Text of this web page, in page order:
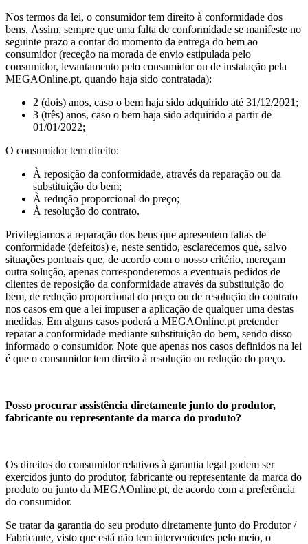
Nos termos da lei, o consumidor tem direito à conformidade dos
bens. Assim, sempre que uma falta de conformidade se manifeste no
seguinte prazo a contar do momento da entrega do bem ao
consumidor (receção na morada de envio estipulada pelo
consumidor, levantamento pelo consumidor ou de instalação pela
MEGAOnline.pt, quando haja sido contratada):
2 (dois) anos, caso o bem haja sido adquirido até 31/12/2021;
3 (três) anos, caso o bem haja sido adquirido a partir de
01/01/2022;
O consumidor tem direito:
À reposição da conformidade, através da reparação ou da
substituição do bem;
À redução proporcional do preço;
À resolução do contrato.
Privilegiamos a reparação dos bens que apresentem faltas de
conformidade (defeitos) e, neste sentido, esclarecemos que, salvo
situações pontuais que, de acordo com o nosso critério, mereçam
outra solução, apenas corresponderemos a eventuais pedidos de
clientes de reposição da conformidade através da substituição do
bem, de redução proporcional do preço ou de resolução do contrato
nos casos em que a lei impuser a aplicação de qualquer uma destas
medidas. Em alguns casos poderá a MEGAOnline.pt pretender
reparar a conformidade mediante substituição do bem, sendo disso
informado o consumidor. Note que apenas nos casos definidos na lei
é que o consumidor tem direito à resolução ou redução do preço.
Posso procurar assistência diretamente junto do produtor,
fabricante ou representante da marca do produto?
Os direitos do consumidor relativos à garantia legal podem ser
exercidos junto do produtor, fabricante ou representante da marca do
produto ou junto da MEGAOnline.pt, de acordo com a preferência
do consumidor.
Se tratar da garantia do seu produto diretamente junto do Produtor /
Fabricante, visto que está não tem intervenientes pelo meio, o